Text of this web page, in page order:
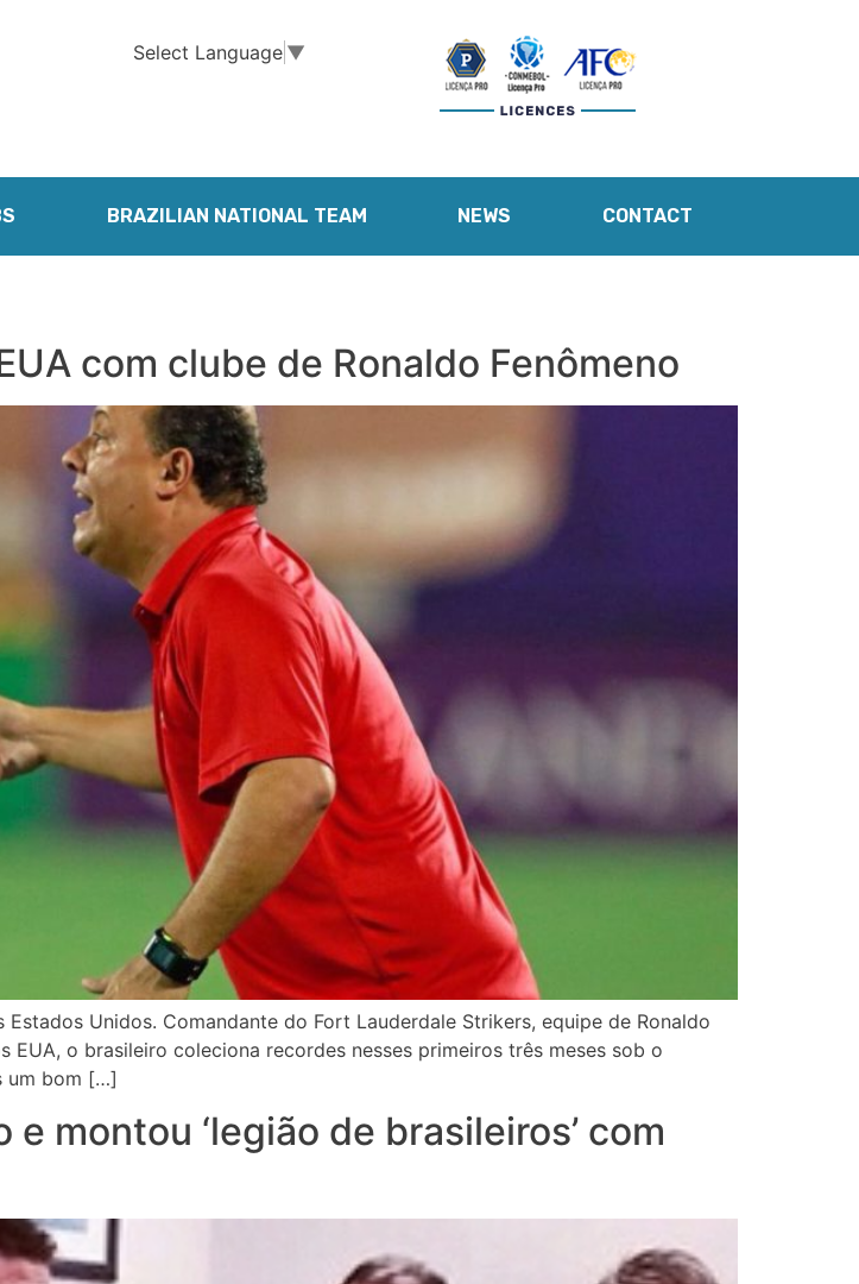
Select Language ▼
BRAZILIAN NATIONAL TEAM NEWS CONTACT
com clube de Ronaldo Fenômeno
Unidos. Comandante do Fort Lauderdale Strikers, equipe de Ronaldo
o brasileiro coleciona recordes nesses primeiros três meses sob o
um bom […]
montou ‘legião de brasileiros’ com